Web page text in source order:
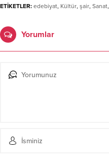
ETİKETLER: edebiyat, Kültür, şair, Sanat,
Yorumlar